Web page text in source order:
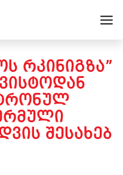
ᲠᲙᲘᲜᲘᲒᲖᲐ”
ᲨᲔᲡᲐᲮᲔᲑ